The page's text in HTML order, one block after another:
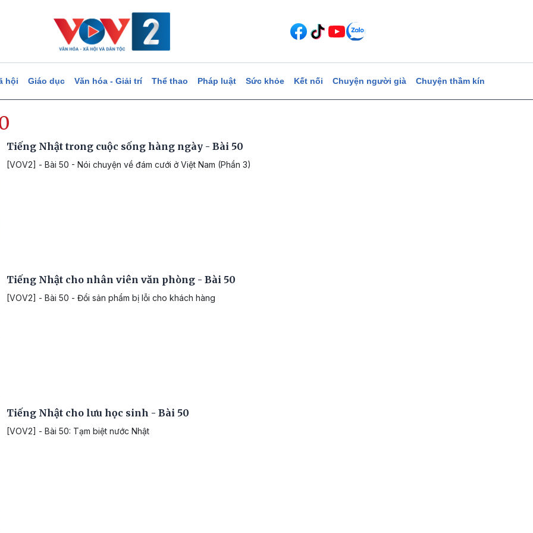
hội Giáo dục Văn hóa - Giải trí Thể thao Pháp luật Sức khỏe Kết nối Chuyện người già Chuyện thầm kín
Tiếng Nhật trong cuộc sống hàng ngày - Bài 50
[VOV2] - Bài 50 - Nói chuyện về đám cưới ở Việt Nam (Phần 3)
Tiếng Nhật cho nhân viên văn phòng - Bài 50
[VOV2] - Bài 50 - Đổi sản phẩm bị lỗi cho khách hàng
Tiếng Nhật cho lưu học sinh - Bài 50
[VOV2] - Bài 50: Tạm biệt nước Nhật